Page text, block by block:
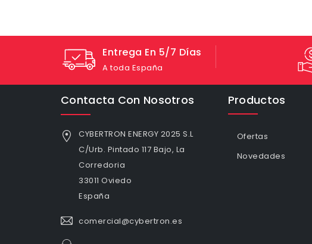
Entrega En 5/7 Días
A toda España
Contacta Con Nosotros
CYBERTRON ENERGY 2025 S.L
C/Urb. Pintado 117 Bajo, La
Corredoria
33011 Oviedo
España
comercial@cybertron.es
Productos
Ofertas
Novedades